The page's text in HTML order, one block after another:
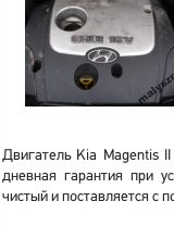
Двигатель Kia Magentis
дневная гарантия при
чистый и поставляется с